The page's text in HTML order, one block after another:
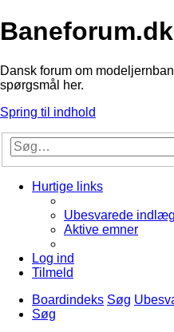
Baneforum.dk
Dansk forum om
spørgsmål her.
Spring til indhold
Hurtige links
Ubesvarede indlæg
Aktive emner
Log ind
Tilmeld
Boardindeks Søg
Søg